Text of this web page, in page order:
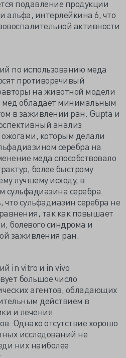
подавление продукции
альфа, интерлейкина 6, что
активности
по использованию меда
противоречивый
на животной модели
мед обладает минимальным
в заживлении ран. Gupta и
анализ
которым делали
серебра на
меда способствовало
более быстрому
лучшему исходу, в
сульфадиазина серебра.
сульфадиазин серебра не
так как повышает
болевого синдрома и
заживления ран.
in vitro и in vivo
большое число
агентов, обладающих
действием в
и лечения
Однако отсутствие хорошо
исследований не
них наиболее